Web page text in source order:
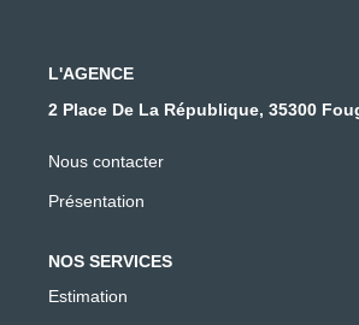
L'AGENCE
2 Place De La République, 35300
Nous contacter
Présentation
NOS SERVICES
Estimation